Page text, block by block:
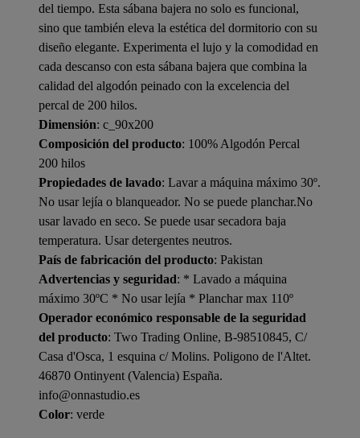
del tiempo. Esta sábana bajera no solo es funcional,
sino que también eleva la estética del dormitorio con su
diseño elegante. Experimenta el lujo y la comodidad en
cada descanso con esta sábana bajera que combina la
calidad del algodón peinado con la excelencia del
percal de 200 hilos.
Dimensión: c_90x200
Composición del producto: 100% Algodón Percal
200 hilos
Propiedades de lavado: Lavar a máquina máximo 30º.
No usar lejía o blanqueador. No se puede planchar.No
usar lavado en seco. Se puede usar secadora baja
temperatura. Usar detergentes neutros.
País de fabricación del producto: Pakistan
Advertencias y seguridad: * Lavado a máquina
máximo 30ºC * No usar lejía * Planchar max 110º
Operador económico responsable de la seguridad
del producto: Two Trading Online, B-98510845, C/
Casa d'Osca, 1 esquina c/ Molins. Poligono de l'Altet.
46870 Ontinyent (Valencia) España.
info@onnastudio.es
Color: verde